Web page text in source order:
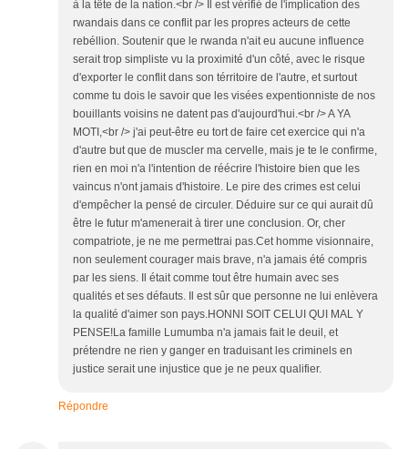
à la tête de la nation.<br /> Il est vérifié de l'implication des
rwandais dans ce conflit par les propres acteurs de cette
rebéllion. Soutenir que le rwanda n'ait eu aucune influence
serait trop simpliste vu la proximité d'un côté, avec le risque
d'exporter le conflit dans son térritoire de l'autre, et surtout
comme tu dois le savoir que les visées expentionniste de nos
bouillants voisins ne datent pas d'aujourd'hui.<br /> A YA
MOTI,<br /> j'ai peut-être eu tort de faire cet exercice qui n'a
d'autre but que de muscler ma cervelle, mais je te le confirme,
rien en moi n'a l'intention de réécrire l'histoire bien que les
vaincus n'ont jamais d'histoire. Le pire des crimes est celui
d'empêcher la pensé de circuler. Déduire sur ce qui aurait dû
être le futur m'amenerait à tirer une conclusion. Or, cher
compatriote, je ne me permettrai pas.Cet homme visionnaire,
non seulement courager mais brave, n'a jamais été compris
par les siens. Il était comme tout être humain avec ses
qualités et ses défauts. Il est sûr que personne ne lui enlèvera
la qualité d'aimer son pays.HONNI SOIT CELUI QUI MAL Y
PENSE!La famille Lumumba n'a jamais fait le deuil, et
prétendre ne rien y ganger en traduisant les criminels en
justice serait une injustice que je ne peux qualifier.
Répondre